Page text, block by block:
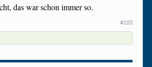
das war schon immer so.
#103